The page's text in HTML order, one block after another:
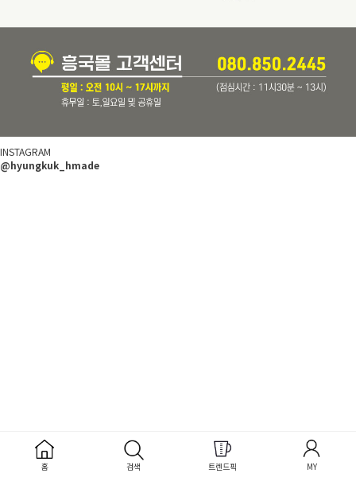
INSTAGRAM
@hyungkuk_hmade
홈 검색 트렌드픽 MY